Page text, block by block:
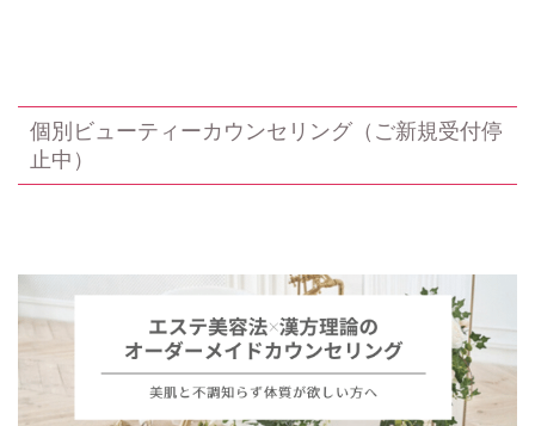
個別ビューティーカウンセリング（ご新規受付停
止中）